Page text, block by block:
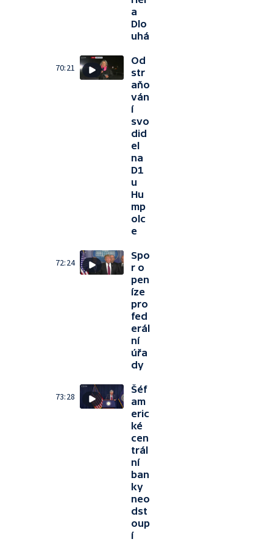
a
Dlo
uhá
70:21
Od
str
aňo
ván
í
svo
did
el
na
D1
u
Hu
mp
olc
e
72:24
Spo
r o
pen
íze
pro
fed
erál
ní
úřa
dy
73:28
Šéf
am
eric
ké
cen
trál
ní
ban
ky
neo
dst
oup
í